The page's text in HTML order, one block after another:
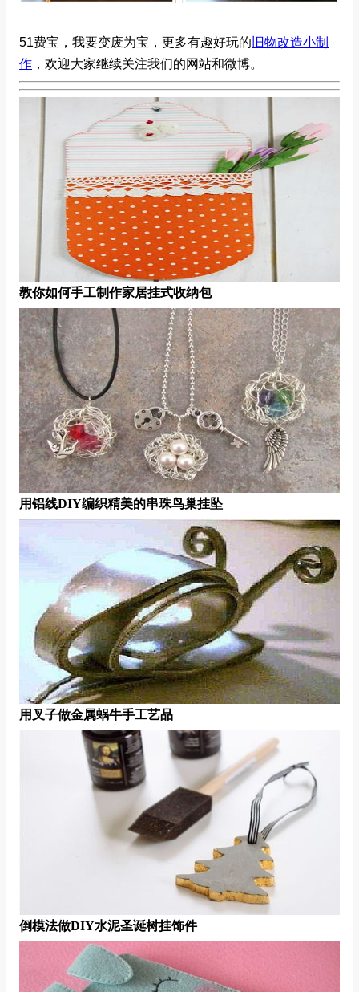
51费宝，我要变废为宝，更多有趣好玩的 旧物改造小制
作 ，欢迎大家继续关注我们的网站和微博。
教你如何手工制作家居挂式收纳包
用铝线DIY编织精美的串珠鸟巢挂坠
用叉子做金属蜗牛手工艺品
倒模法做DIY水泥圣诞树挂饰件